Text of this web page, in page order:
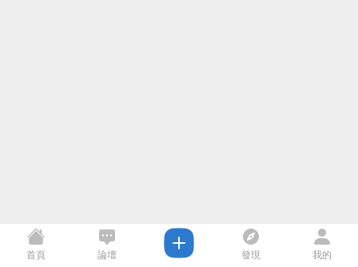
首頁 論壇 發現 我的